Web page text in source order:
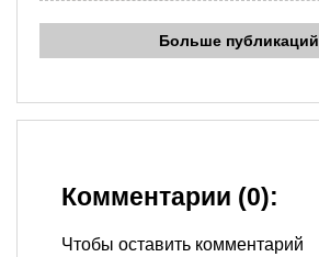
Больше публикаций
Комментарии (0):
Чтобы оставить комментарий